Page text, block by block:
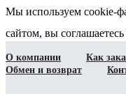
Мы используем cookie-
сайтом, вы
О компании Как
Обмен и возврат